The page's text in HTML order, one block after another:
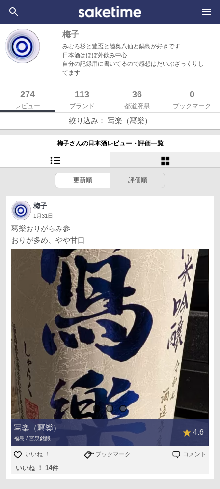
梅子
みむろ杉と豊盃と陸奥八仙と鍋島が好きです
日本酒はほぼ外飲み中心
自分の記録用に書いてるので感想はだいぶざっくりし
てます
274
レビュー
113
ブランド
36
都道府県
0
ブックマーク
絞り込み： 写楽（冩樂）
梅子さんの日本酒レビュー・評価一覧
更新順 評価順
梅子
1月31日
冩樂おりがらみ参
おりが多め、やや甘口
写楽（冩樂）
福島 / 宮泉銘醸
4.6
いいね ！ ブックマーク コメント
いいね ！ 14件